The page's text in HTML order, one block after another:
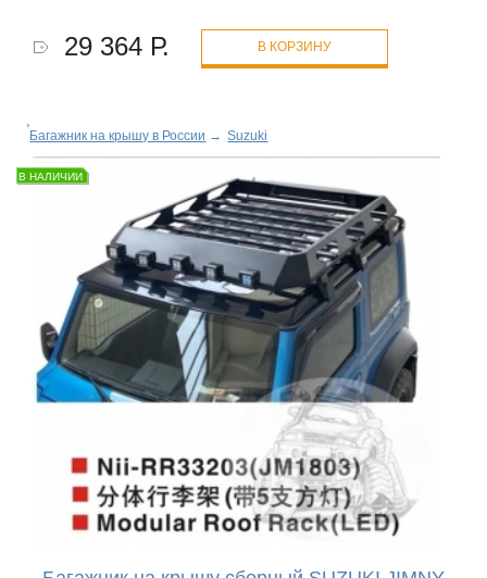
29 364 Р. В КОРЗИНУ
Багажник на крышу в России → Suzuki
В НАЛИЧИИ